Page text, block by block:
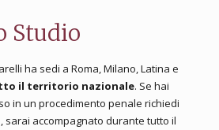
Studio
ha sedi a Roma, Milano, Latina e
il territorio nazionale. Se hai
in un procedimento penale richiedi
sarai accompagnato durante tutto il